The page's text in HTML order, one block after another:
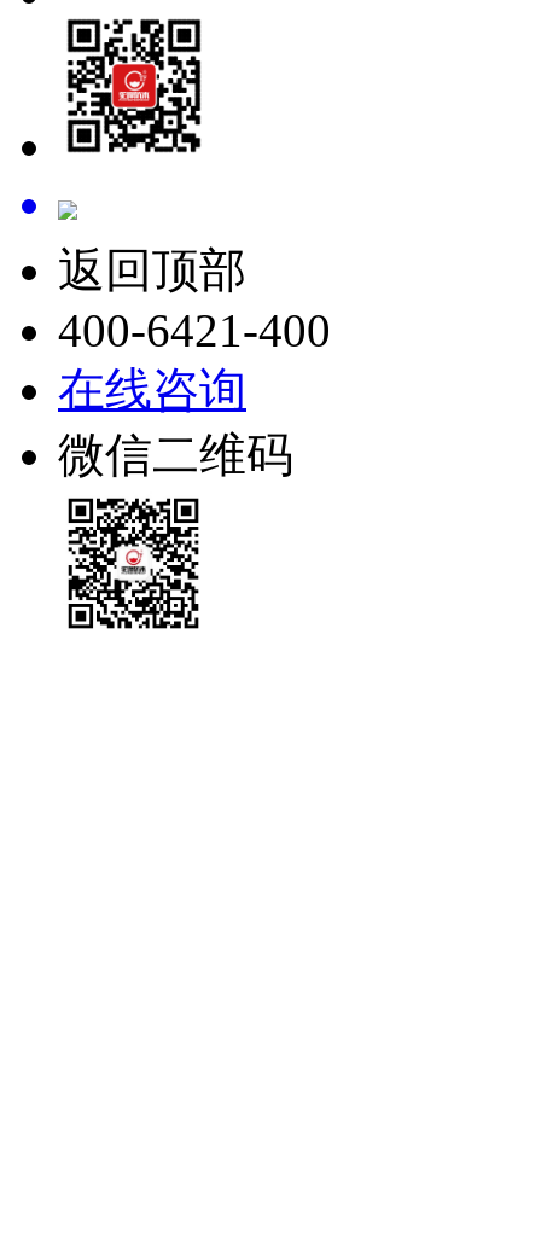
返回顶部
400-6421-400
在线咨询
微信二维码